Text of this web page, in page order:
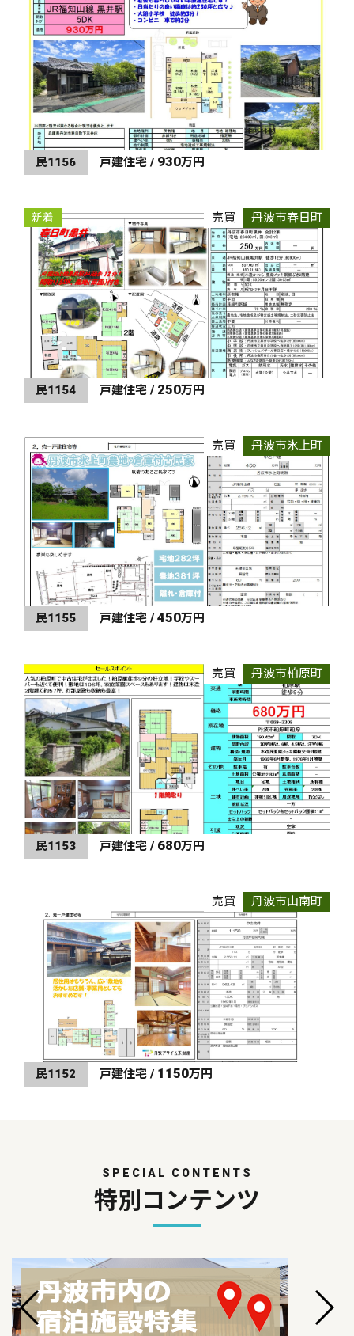
民1156 戸建住宅 / 930万円
新着 売買 丹波市春日町
民1154 戸建住宅 / 250万円
売買 丹波市氷上町
民1155 戸建住宅 / 450万円
売買 丹波市柏原町
民1153 戸建住宅 / 680万円
売買 丹波市山南町
民1152 戸建住宅 / 1150万円
SPECIAL CONTENTS
特別コンテンツ